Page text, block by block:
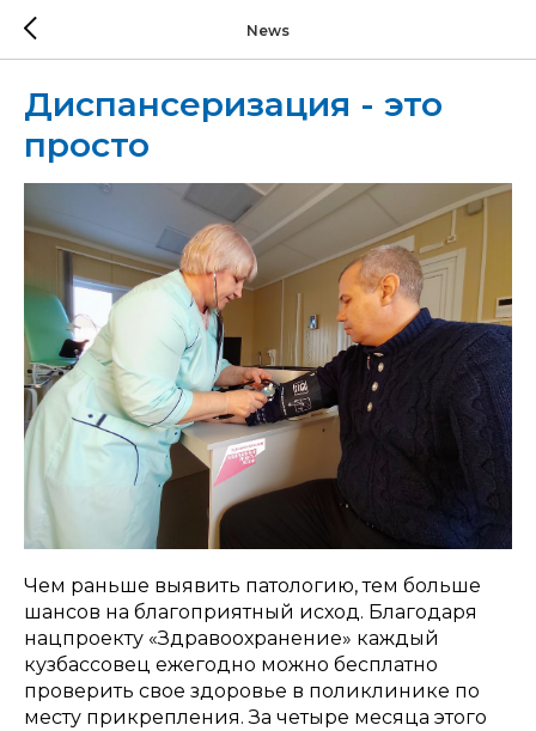
News
Диспансеризация - это
просто
Чем раньше выявить патологию, тем больше
шансов на благоприятный исход. Благодаря
нацпроекту «Здравоохранение» каждый
кузбассовец ежегодно можно бесплатно
проверить свое здоровье в поликлинике по
месту прикрепления. За четыре месяца этого